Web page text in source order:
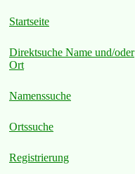
Startseite
Direktsuche Name und/oder
Ort
Namenssuche
Ortssuche
Registrierung